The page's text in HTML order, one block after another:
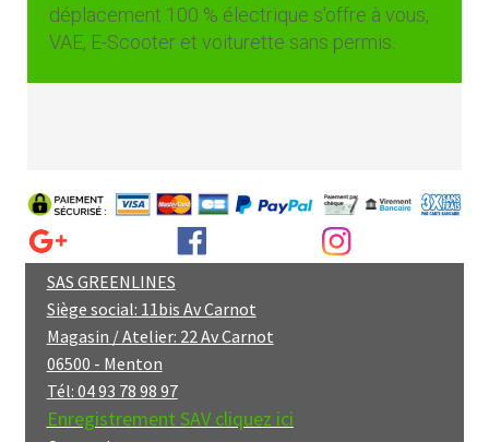
déplacement 100 % électrique s'offre à vous,
VAE, E-Scooter et voiturette sans permis.
SAS GREENLINES
Siège social: 11bis Av Carnot
Magasin / Atelier: 22 Av Carnot
06500 - Menton
Tél: 04 93 78 98 97
Enregistrement SAV cliquez ici